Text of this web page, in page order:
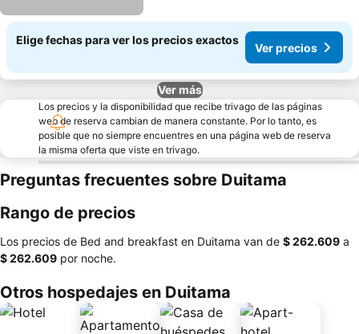
Elige fechas para ver los precios exactos
Ver precios
Ver más
Los precios y la disponibilidad que recibe trivago de las páginas
web de reserva cambian de manera constante. Por lo tanto, es
posible que no siempre encuentres en una página web de reserva
la misma oferta que viste en trivago.
Preguntas frecuentes sobre Duitama
Rango de precios
Los precios de Bed and breakfast en Duitama van de ‎$ 262.609 a
‎$ 262.609 por noche.
Otros hospedajes en Duitama